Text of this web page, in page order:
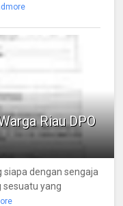
Riau DPO
siapa dengan sengaja
sesuatu yang